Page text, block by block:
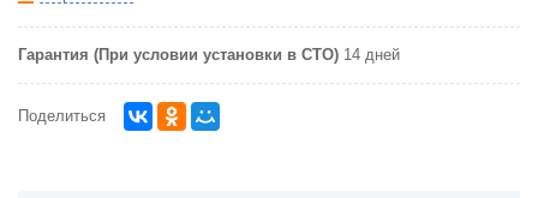
Гарантия (При условии установки в СТО) 14 дней
Поделиться